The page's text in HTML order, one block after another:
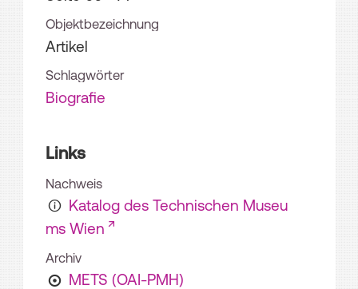
Objektbezeichnung
Artikel
Schlagwörter
Biografie
Links
Nachweis
Katalog des Technischen Museu
ms Wien
Archiv
METS (OAI-PMH)